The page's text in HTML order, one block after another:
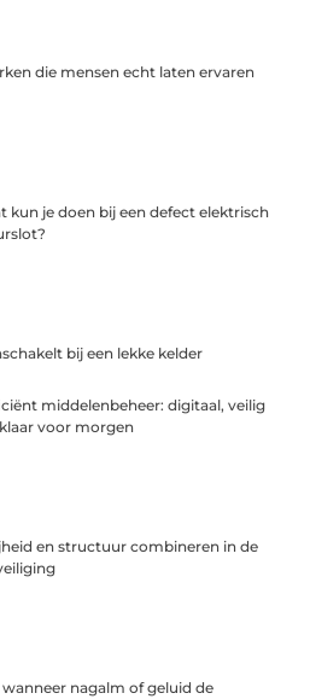
die mensen echt laten ervaren
kun je doen bij een defect elektrisch
bij een lekke kelder
middelenbeheer: digitaal, veilig
voor morgen
en structuur combineren in de
nagalm of geluid de